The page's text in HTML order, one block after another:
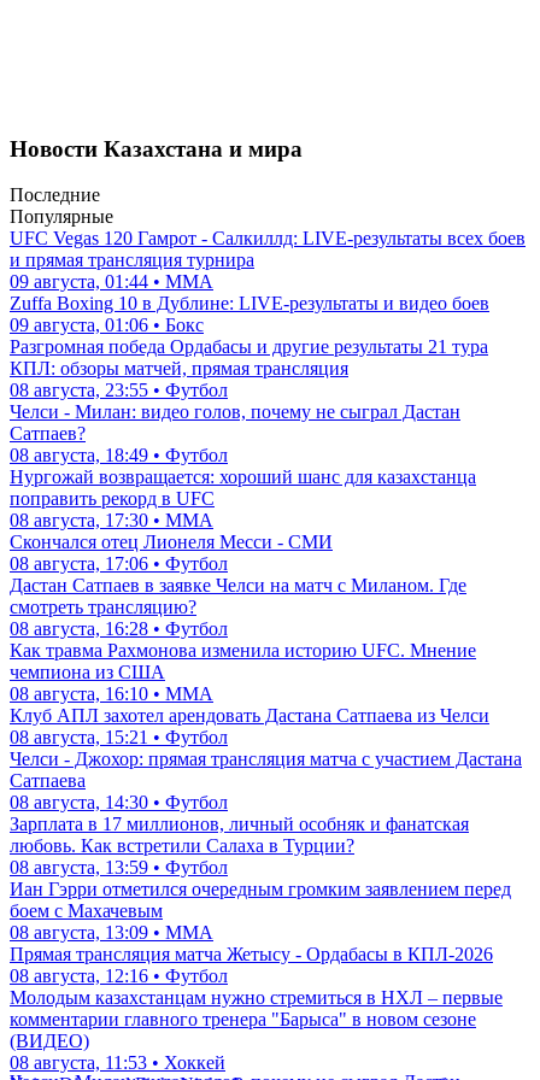
Новости Казахстана и мира
Последние
Популярные
UFC Vegas 120 Гамрот - Салкиллд: LIVE-результаты всех боев
и прямая трансляция турнира
09 августа, 01:44 • ММА
Zuffa Boxing 10 в Дублине: LIVE-результаты и видео боев
09 августа, 01:06 • Бокс
Разгромная победа Ордабасы и другие результаты 21 тура
КПЛ: обзоры матчей, прямая трансляция
08 августа, 23:55 • Футбол
Челси - Милан: видео голов, почему не сыграл Дастан
Сатпаев?
08 августа, 18:49 • Футбол
Нургожай возвращается: хороший шанс для казахстанца
поправить рекорд в UFC
08 августа, 17:30 • ММА
Скончался отец Лионеля Месси - СМИ
08 августа, 17:06 • Футбол
Дастан Сатпаев в заявке Челси на матч с Миланом. Где
смотреть трансляцию?
08 августа, 16:28 • Футбол
Как травма Рахмонова изменила историю UFC. Мнение
чемпиона из США
08 августа, 16:10 • ММА
Клуб АПЛ захотел арендовать Дастана Сатпаева из Челси
08 августа, 15:21 • Футбол
Челси - Джохор: прямая трансляция матча с участием Дастана
Сатпаева
08 августа, 14:30 • Футбол
Зарплата в 17 миллионов, личный особняк и фанатская
любовь. Как встретили Салаха в Турции?
08 августа, 13:59 • Футбол
Иан Гэрри отметился очередным громким заявлением перед
боем с Махачевым
08 августа, 13:09 • ММА
Прямая трансляция матча Жетысу - Ордабасы в КПЛ-2026
08 августа, 12:16 • Футбол
Молодым казахстанцам нужно стремиться в НХЛ – первые
комментарии главного тренера "Барыса" в новом сезоне
(ВИДЕО)
08 августа, 11:53 • Хоккей